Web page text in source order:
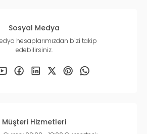
Sosyal Medya
hesaplarımızdan bizi takip
edebilirsiniz.
Müşteri Hizmetleri